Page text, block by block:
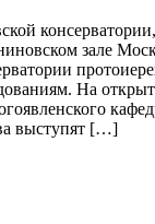
зале
На
выступят […]